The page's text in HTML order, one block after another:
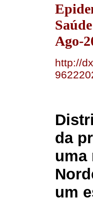
Ago-
http://
da
uma
um